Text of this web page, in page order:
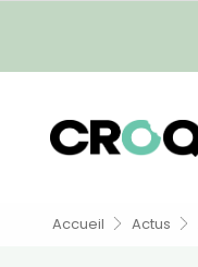
Accueil Actus